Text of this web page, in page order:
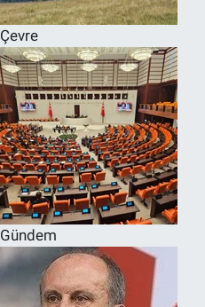
Çevre
Gündem